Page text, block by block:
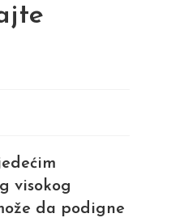
visokog
da podigne